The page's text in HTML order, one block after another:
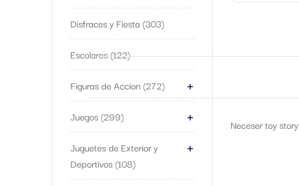
Disfraces y Fiesta 303
Escolares 122
Figuras de Accion 272 +
Juegos 299 +
Juguetes de Exterior y
Deportivos 108
+
Neceser toy story